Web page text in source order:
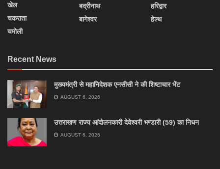
खेल
चकराता
चमोली
बद्रीनाथ
बागेश्वर
हरिद्वार
हेल्थ
Recent News
मुख्यमंत्री से महानिदेशक एनसीसी ने की शिष्टाचार भेंट
AUGUST 6, 2026
उत्तराखण राज्य आंदोलनकारी देवेश्वरी भण्डारी (59) का निधन
AUGUST 6, 2026